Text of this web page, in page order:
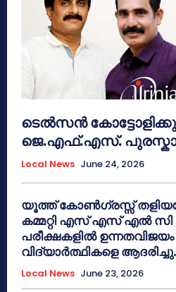
ടെൽസൻ
ജെ.എഫ്.എസ്.
Local News June 24, 2026
യൂത്ത് കോൺഗ്രസ്സ്
കമ്മറ്റി എസ് എസ് എൽ
പരീക്ഷകളിൽ
വിദ്യാർത്ഥികളെ ആദരിച്ചു.
Local News June 23, 2026